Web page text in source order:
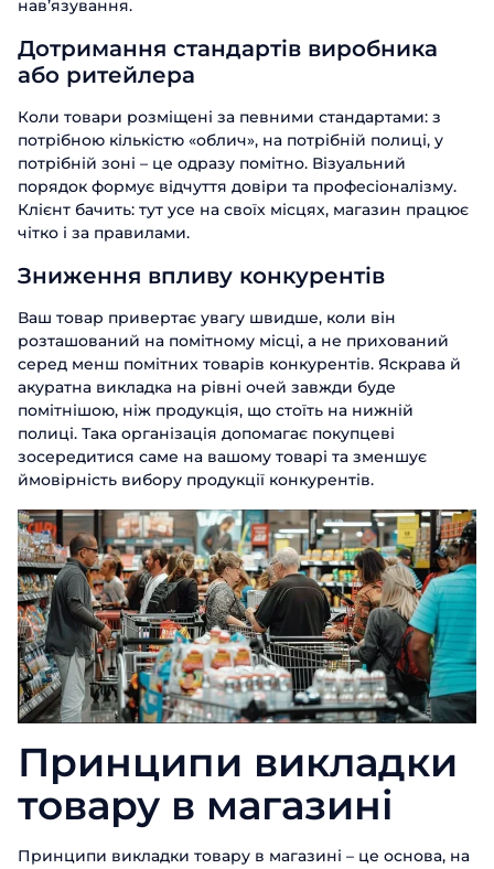
нав’язування.
Дотримання стандартів виробника
або ритейлера
Коли товари розміщені за певними стандартами: з
потрібною кількістю «облич», на потрібній полиці, у
потрібній зоні – це одразу помітно. Візуальний
порядок формує відчуття довіри та професіоналізму.
Клієнт бачить: тут усе на своїх місцях, магазин працює
чітко і за правилами.
Зниження впливу конкурентів
Ваш товар привертає увагу швидше, коли він
розташований на помітному місці, а не прихований
серед менш помітних товарів конкурентів. Яскрава й
акуратна викладка на рівні очей завжди буде
помітнішою, ніж продукція, що стоїть на нижній
полиці. Така організація допомагає покупцеві
зосередитися саме на вашому товарі та зменшує
ймовірність вибору продукції конкурентів.
Принципи викладки
товару в магазині
Принципи викладки товару в магазині – це основа, на